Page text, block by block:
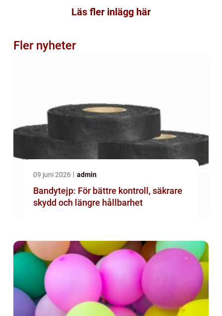
Läs fler inlägg här
Fler nyheter
09 juni 2026 admin
Bandytejp: För bättre kontroll, säkrare
skydd och längre hållbarhet